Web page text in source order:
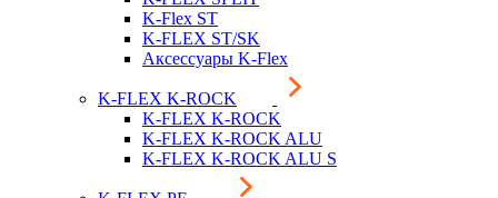
K-Flex ST
K-FLEX ST/SK
Аксессуары K-Flex
K-FLEX K-ROCK
K-FLEX K-ROCK
K-FLEX K-ROCK ALU
K-FLEX K-ROCK ALU S